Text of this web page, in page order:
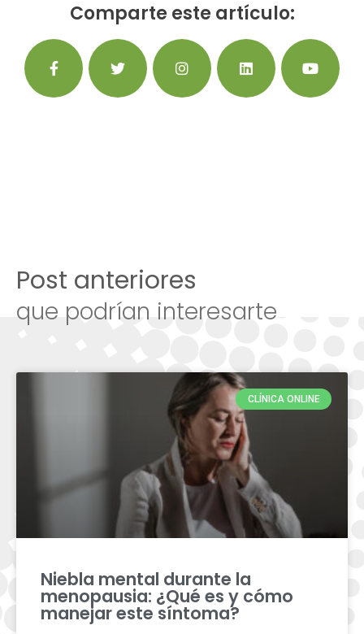
Comparte este artículo:
Post anteriores
que podrían interesarte
CLÍNICA ONLINE
Niebla mental durante la
menopausia: ¿Qué es y cómo
manejar este síntoma?